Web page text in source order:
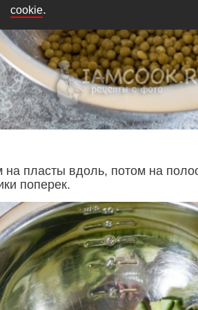
cookie.
на пласты вдоль, потом на
поперек.